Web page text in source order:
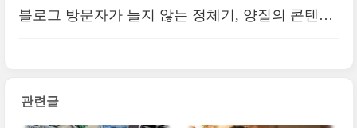
블로그 방문자가 늘지 않는 정체기, 양질의 콘텐츠
관련글